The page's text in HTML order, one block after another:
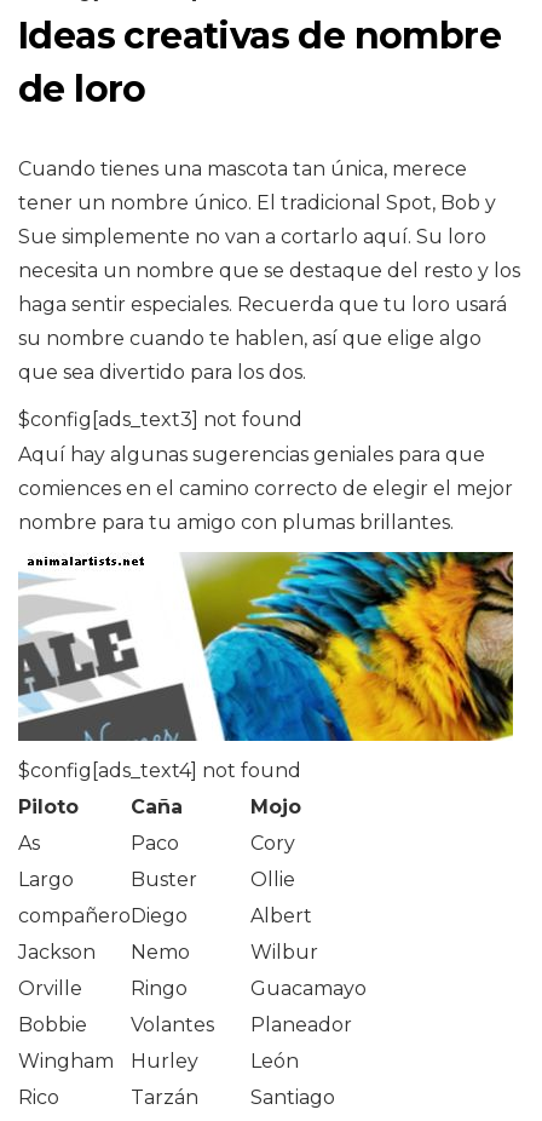
Ideas creativas de nombre
de loro
Cuando tienes una mascota tan única, merece
tener un nombre único. El tradicional Spot, Bob y
Sue simplemente no van a cortarlo aquí. Su loro
necesita un nombre que se destaque del resto y los
haga sentir especiales. Recuerda que tu loro usará
su nombre cuando te hablen, así que elige algo
que sea divertido para los dos.
$config[ads_text3] not found
Aquí hay algunas sugerencias geniales para que
comiences en el camino correcto de elegir el mejor
nombre para tu amigo con plumas brillantes.
$config[ads_text4] not found
Piloto
Caña
Mojo
As
Paco
Cory
Largo
Buster
Ollie
compañeroDiego
Albert
Jackson
Nemo
Wilbur
Orville
Ringo
Guacamayo
Bobbie
Volantes
Planeador
Wingham
Hurley
León
Rico
Tarzán
Santiago